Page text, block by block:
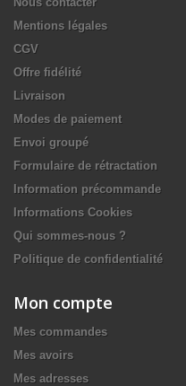
Mentions légales
CGV
Offre fidélité
Livraison
Modes de paiement
Envoi groupé
Formulaire de rétractation
Information précommande
Informations Cookies
Qui sommes-nous ?
Politique de confidentialité
Mon compte
Mes commandes
Mes avoirs
Mes adresses